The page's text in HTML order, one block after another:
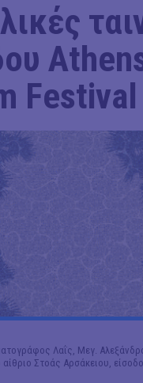
Festival
Λαΐς, Μεγ.
Στοάς Αρσάκειου,